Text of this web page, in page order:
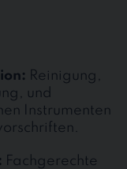
Reinigung,
und
Instrumenten
Fachgerechte